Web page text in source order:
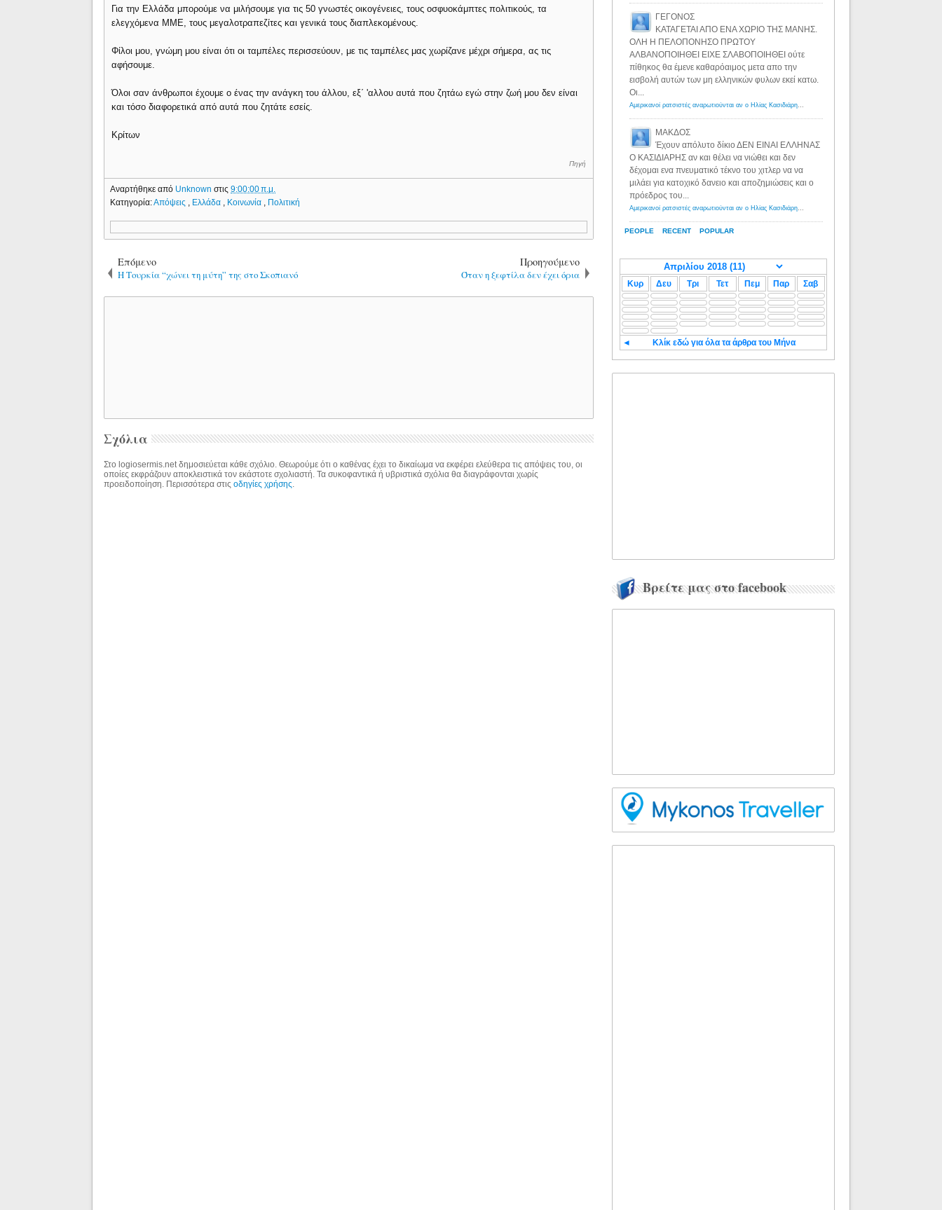
Για την Ελλάδα μπορούμε να μιλήσουμε για τις 50 γνωστές οικογένειες, τους οσφυοκάμπτες πολιτικούς, τα
ελεγχόμενα ΜΜΕ, τους μεγαλοτραπεζίτες και γενικά τους διαπλεκομένους.
Φίλοι μου, γνώμη μου είναι ότι οι ταμπέλες περισσεύουν, με τις ταμπέλες μας χωρίζανε μέχρι σήμερα, ας τις
αφήσουμε.
Όλοι σαν άνθρωποι έχουμε ο ένας την ανάγκη του άλλου, εξ΄ 'αλλου αυτά που ζητάω εγώ στην ζωή μου δεν είναι
και τόσο διαφορετικά από αυτά που ζητάτε εσείς.
Κρίτων
Πηγή
Αναρτήθηκε από Unknownστις9:00:00 π.μ.
Κατηγορία:Απόψεις Ελλάδα Κοινωνία Πολιτική
Επόμενο
Η Τουρκία “χώνει τη μύτη” της στο Σκοπιανό
Προηγούμενο
Όταν η ξεφτίλα δεν έχει όρια
Σχόλια
Στο logiosermis.net δημοσιεύεται κάθε σχόλιο. Θεωρούμε ότι ο καθένας έχει το δικαίωμα να εκφέρει ελεύθερα τις απόψεις του, οι
οποίες εκφράζουν αποκλειστικά τον εκάστοτε σχολιαστή. Τα συκοφαντικά ή υβριστικά σχόλια θα διαγράφονται χωρίς
προειδοποίηση. Περισσότερα στιςοδηγίες χρήσης
PEOPLE RECENT POPULAR
ΓΕΓΟΝΟΣ
ΚΑΤΑΓΕΤΑΙ ΑΠΟ ΕΝΑ ΧΩΡΙΟ ΤΗΣ ΜΑΝΗΣ.
ΟΛΗ Η ΠΕΛΟΠΟΝΗΣΟ ΠΡΩΤΟΥ
ΑΛΒΑΝΟΠΟΙΗΘΕΙ ΕΙΧΕ ΣΛΑΒΟΠΟΙΗΘΕΙ ούτε
πίθηκος θα έμενε καθαρόαιμος μετα απο την
εισβολή αυτών των μη ελληνικών φυλων εκεί κατω.
Οι...
Αμερικανοί ρατσιστές αναρωτιούνται αν ο Ηλίας Κασιδιάρης ανήκει στη λευκή φυλή... - Λόγιος Ερμής
ΜΑΚΔΟΣ
Έχουν απόλυτο δίκιο ΔΕΝ ΕΙΝΑΙ ΕΛΛΗΝΑΣ
Ο ΚΑΣΙΔΙΑΡΗΣ αν και θέλει να νιώθει και δεν
δέχομαι ενα πνευματικό τέκνο του χιτλερ να να
μιλάει για κατοχικό δανειο και αποζημιώσεις και ο
πρόεδρος του...
Αμερικανοί ρατσιστές αναρωτιούνται αν ο Ηλίας Κασιδιάρης ανήκει στη λευκή φυλή... - Λόγιος Ερμής
Κυρ Δευ Τρι Τετ Πεμ Παρ Σαβ
◄ Κλίκ εδώ για όλα τα άρθρα του Μήνα
Βρείτε μας στο facebook